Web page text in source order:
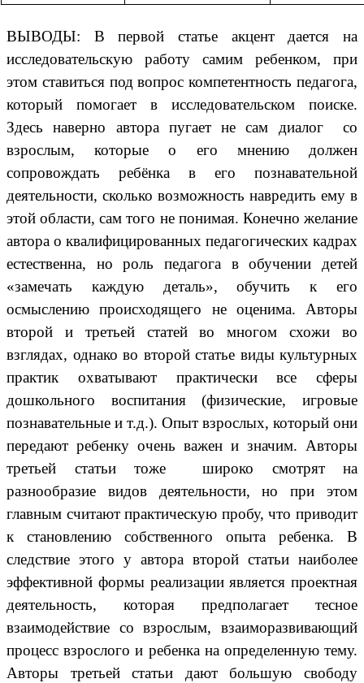
ВЫВОДЫ: В первой статье акцент дается на
исследовательскую работу самим ребенком, при
этом ставиться под вопрос компетентность педагога,
который помогает в исследовательском поиске.
Здесь наверно автора пугает не сам диалог со
взрослым, которые о его мнению должен
сопровождать ребёнка в его познавательной
деятельности, сколько возможность навредить ему в
этой области, сам того не понимая. Конечно желание
автора о квалифицированных педагогических кадрах
естественна, но роль педагога в обучении детей
«замечать каждую деталь», обучить к его
осмыслению происходящего не оценима. Авторы
второй и третьей статей во многом схожи во
взглядах, однако во второй статье виды культурных
практик охватывают практически все сферы
дошкольного воспитания (физические, игровые
познавательные и т.д.). Опыт взрослых, который они
передают ребенку очень важен и значим. Авторы
третьей статьи тоже широко смотрят на
разнообразие видов деятельности, но при этом
главным считают практическую пробу, что приводит
к становлению собственного опыта ребенка. В
следствие этого у автора второй статьи наиболее
эффективной формы реализации является проектная
деятельность, которая предполагает тесное
взаимодействие со взрослым, взаиморазвивающий
процесс взрослого и ребенка на определенную тему.
Авторы третьей статьи дают большую свободу